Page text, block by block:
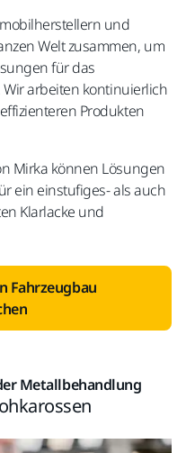
und
Welt zusammen, um
für das
arbeiten kontinuierlich
Produkten
Mirka können Lösungen
ein einstufiges- als auch
Klarlacke und
Fahrzeugbau
Metallbehandlung